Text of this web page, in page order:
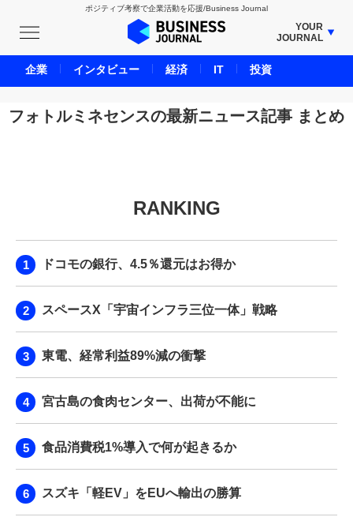
ポジティブ考察で企業活動を応援/Business Journal
YOUR
JOURNAL
BUSINESS JOURNAL
UNICORN JOURNAL
CARBON CREDITS JOURNAL
LIFE ENDING JOURNAL
BPaaS JOURNAL
フォトルミネセンスの最新ニュース記事 まとめ
RANKING
ドコモの銀行、4.5％還元はお得か
スペースX「宇宙インフラ三位一体」戦略
東電、経常利益89%減の衝撃
宮古島の食肉センター、出荷が不能に
食品消費税1%導入で何が起きるか
スズキ「軽EV」をEUへ輸出の勝算
企業 インタビュー 経済 IT 投資